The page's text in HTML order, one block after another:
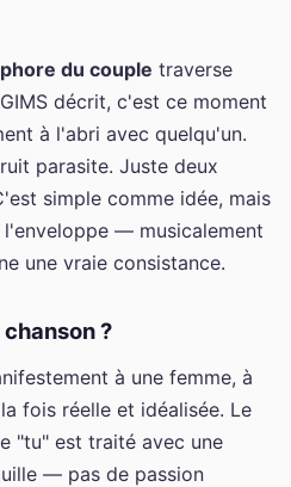
du couple traverse
décrit, c'est ce moment
à l'abri avec quelqu'un.
parasite. Juste deux
simple comme idée, mais
— musicalement
une vraie consistance.
?
à une femme, à
fois réelle et idéalisée. Le
"tu" est traité avec une
— pas de passion